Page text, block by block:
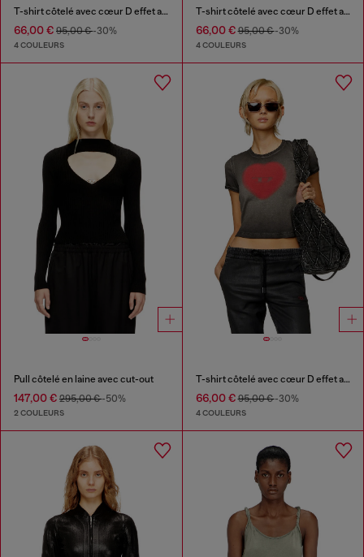
T-shirt côtelé avec cœur D effet aquarelle
66,00 € 95,00 €-30%
4 COULEURS
T-shirt côtelé avec cœur D effet aquarelle
66,00 €95,00 €-30%
4 COULEURS
Pull côtelé en laine avec cut-out
147,00 € 295,00 €-50%
2 COULEURS
T-shirt côtelé avec cœur D effet aquarelle
66,00 €95,00 €-30%
4 COULEURS